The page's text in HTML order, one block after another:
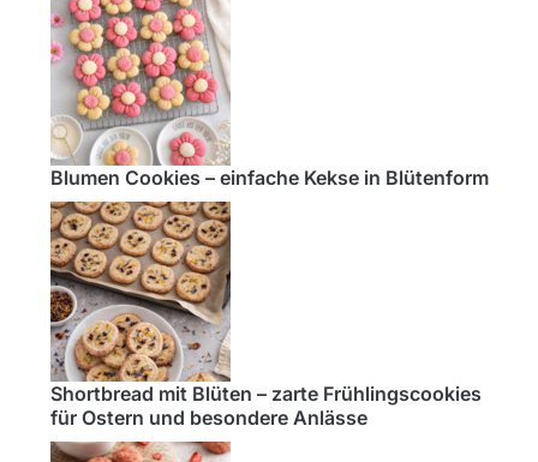
Blumen Cookies – einfache Kekse in Blütenform
Shortbread mit Blüten – zarte Frühlingscookies
für Ostern und besondere Anlässe